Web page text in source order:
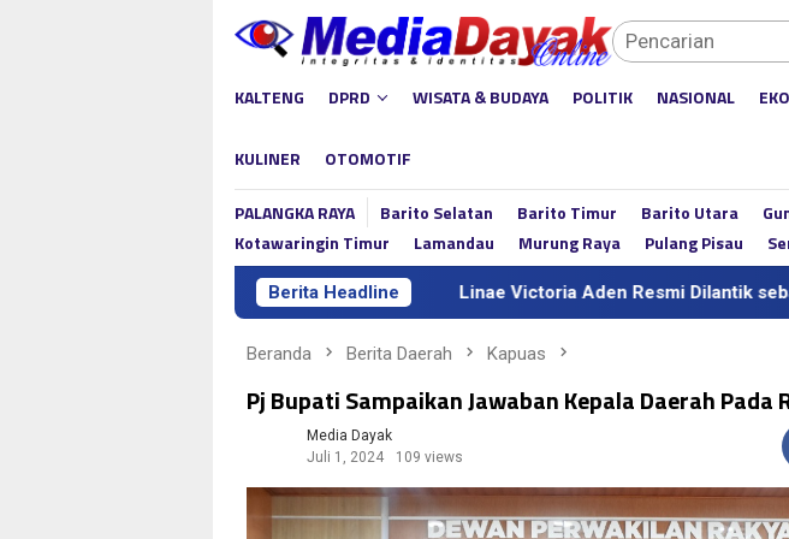
Loncat
KALTENG DPRD WISATA & BUDAYA POLITIK NASIONAL
KULINER OTOMOTIF
PALANGKA RAYA Barito Selatan Barito Timur Barito Utara
Kotawaringin Timur
Lamandau Murung Raya Pulang Pisau
Berita HeadlineLinae Victoria Aden Resmi Dilantik sebagai Sekda
Beranda Berita Daerah Kapuas
Pj Bupati Sampaikan Jawaban Kepala Daerah Pada
Media Dayak
Juli 1, 2024
109 views